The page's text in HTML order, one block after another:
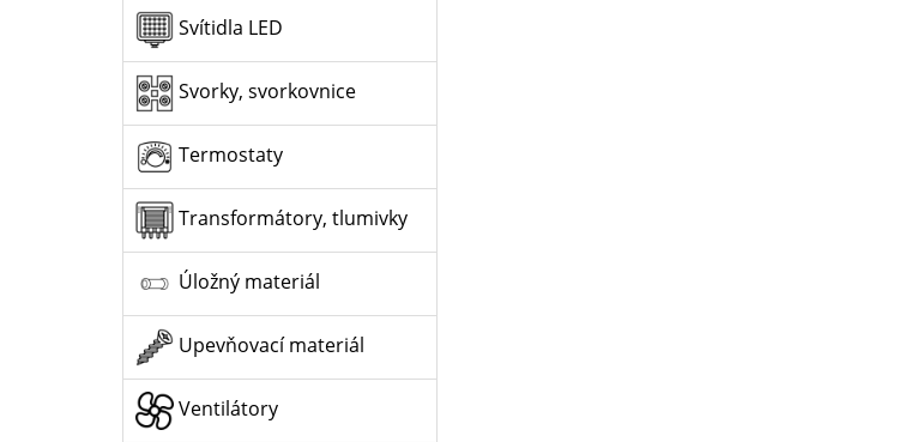
Svítidla LED
Svorky, svorkovnice
Termostaty
Transformátory, tlumivky
Úložný materiál
Upevňovací materiál
Ventilátory